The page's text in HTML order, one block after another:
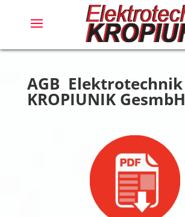
AGB Elektrotechnik
KROPIUNIK GesmbH